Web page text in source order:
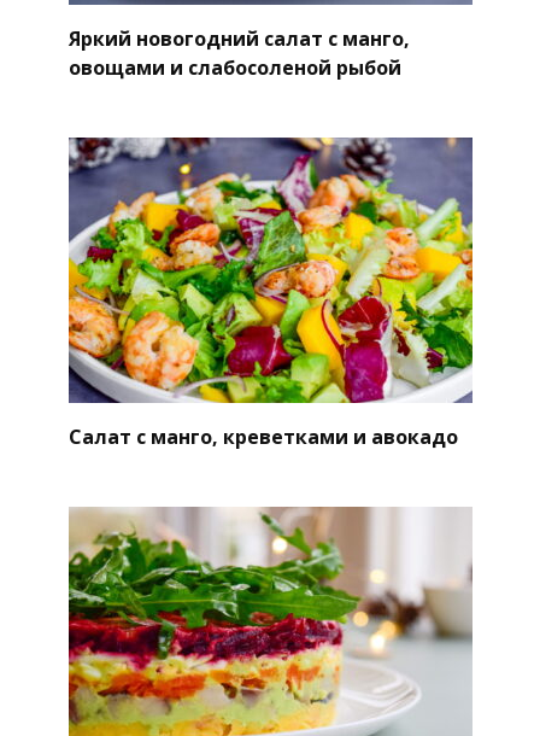
Яркий новогодний салат с манго,
овощами и слабосоленой рыбой
Салат с манго, креветками и авокадо